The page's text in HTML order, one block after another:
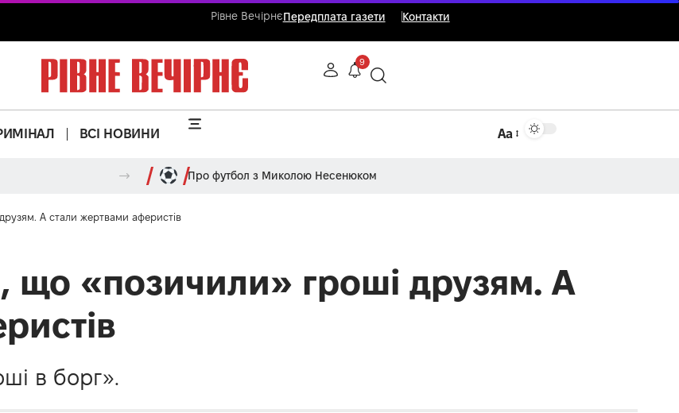
Рівне ВечірнєПередплата газети Контакти
9
ВСІ НОВИНИ Аа
Про футбол з Миколою Несенюком
А стали жертвами аферистів
що «позичили» гроші друзям. А
в борг».